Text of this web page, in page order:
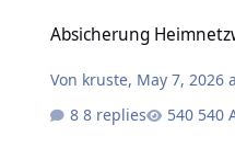
Absicherung
Von kruste, May 7, 2026
8 replies
540